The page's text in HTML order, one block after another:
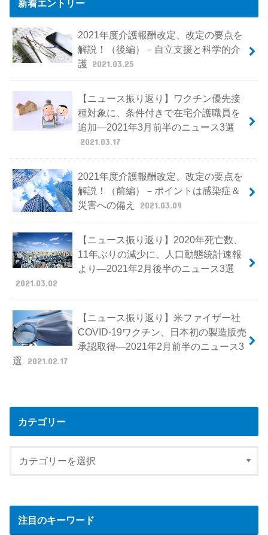
新着エントリー
2021年度介護報酬改定、改定の要点を
解説！（後編）－自立支援と科学的介
護 2021.03.25
【ニュース振り返り】ワクチン優先接
種対象に、条件付きで在宅介護職員を
追加―2021年3月前半のニュース3選
2021.03.17
2021年度介護報酬改定、改定の要点を
解説！（前編）－ポイントは感染症＆
災害への備え
2021.03.09
【ニュース振り返り】2020年死亡数、
11年ぶりの減少に、人口動態統計速報
より―2021年2月後半のニュース3選
2021.03.02
【ニュース振り返り】米ファイザー社
COVID-19ワクチン、日本初の製造販売
承認取得―2021年2月前半のニュース3
選
2021.02.17
カテゴリー
注目のキーワード